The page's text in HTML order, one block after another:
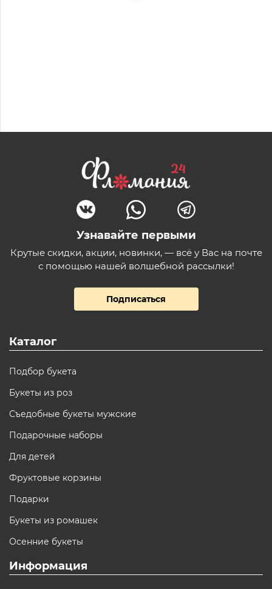
Узнавайте первыми
Крутые скидки, акции, новинки, — всё у Вас на почте
с помощью нашей волшебной рассылки!
Подписаться
Каталог
Подбор букета
Букеты из роз
Съедобные букеты мужские
Подарочные наборы
Для детей
Фруктовые корзины
Подарки
Букеты из ромашек
Осенние букеты
Информация